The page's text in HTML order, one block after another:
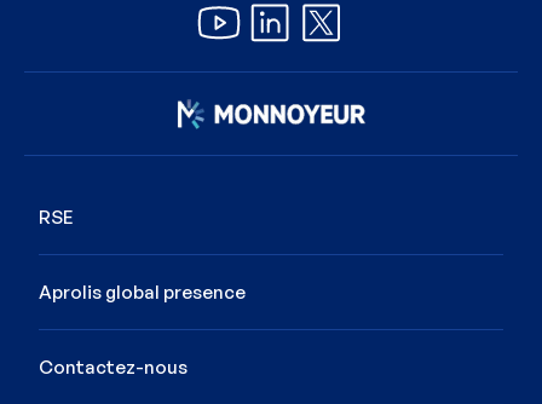
RSE
Aprolis global presence
Contactez-nous